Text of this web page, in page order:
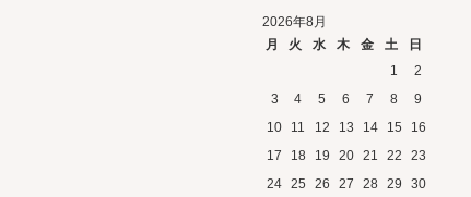
2026年8月
月
火 水 木 金 土
日
1
2
3
4 5 6 7 8
9
10
11 12 13 14 15
16
17
18 19 20 21 22
23
24 25 26 27 28 29
30